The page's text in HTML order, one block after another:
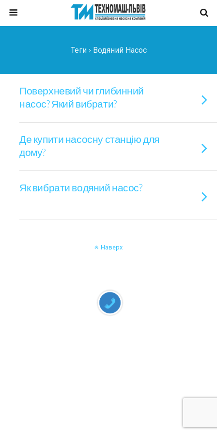
Теги › Водяний Насос
Поверхневий чи глибинний
насос? Який вибрати?
Де купити насосну станцію для
дому?
Як вибрати водяний насос?
Наверх